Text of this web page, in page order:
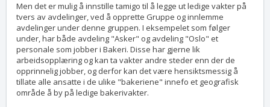
Men det er mulig å innstille tamigo til å legge ut ledige vakter på
tvers av avdelinger, ved å opprette Gruppe og innlemme
avdelinger under denne gruppen. I eksempelet som følger
under, har både avdeling "Asker" og avdeling "Oslo" et
personale som jobber i Bakeri. Disse har gjerne lik
arbeidsopplæring og kan ta vakter andre steder enn der de
opprinnelig jobber, og derfor kan det være hensiktsmessig å
tillate alle ansatte i de ulike "bakeriene" innefo et geografisk
område å by på ledige bakerivakter.